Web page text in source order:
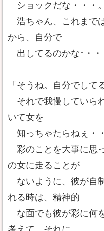
ショックだな・・・。
浩ちゃん、これまで
から、自分で
出してるのかな･・・
「そうね。自分でして
それで我慢していら
いて女を
知っちゃたらねぇ・・
彩のことを大事に思
の女に走ることが
ないように、彼が自
れる時は、精神的
な面でも彼が彩に何
考えて、それに